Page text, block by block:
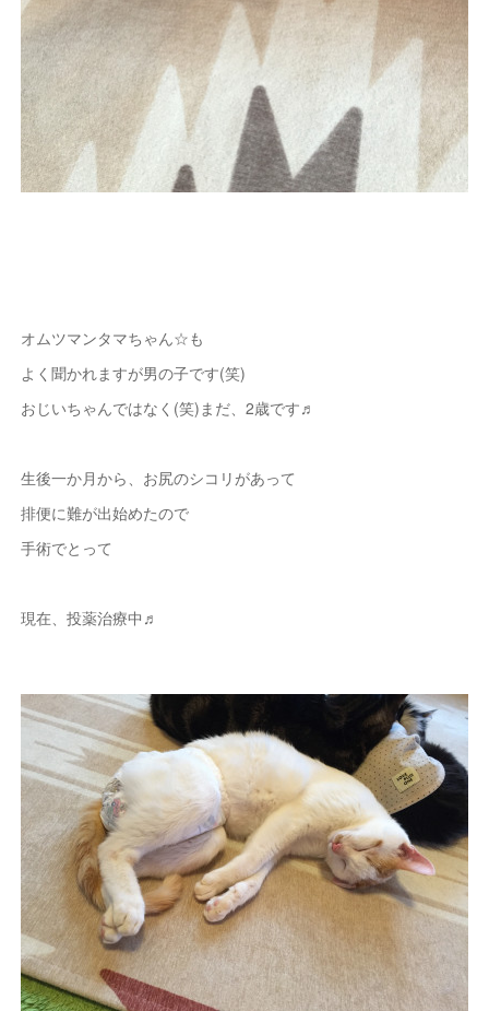
オムツマンタマちゃん☆も
よく聞かれますが男の子です(笑)
おじいちゃんではなく(笑)まだ、2歳です♬
生後一か月から、お尻のシコリがあって
排便に難が出始めたので
手術でとって
現在、投薬治療中♬